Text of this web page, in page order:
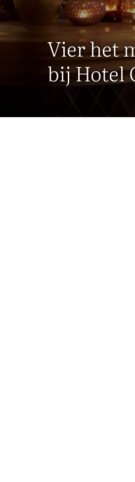
Vier het
bij Hotel